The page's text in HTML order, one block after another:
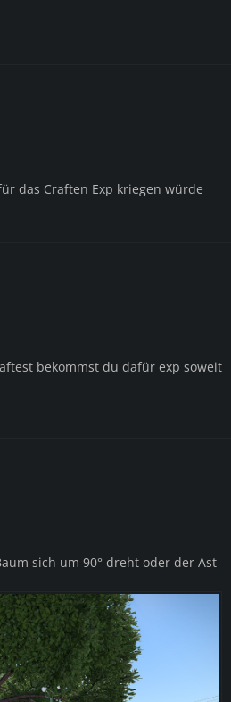
das Craften Exp kriegen würde
bekommst du dafür exp soweit
sich um 90° dreht oder der Ast